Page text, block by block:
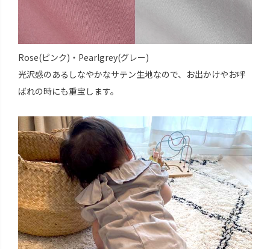
Rose(ピンク)・Pearlgrey(グレー)
光沢感のあるしなやかなサテン生地なので、お出かけやお呼
ばれの時にも重宝します。